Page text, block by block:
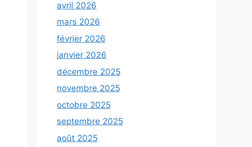
avril 2026
mars 2026
février 2026
janvier 2026
décembre 2025
novembre 2025
octobre 2025
septembre 2025
août 2025